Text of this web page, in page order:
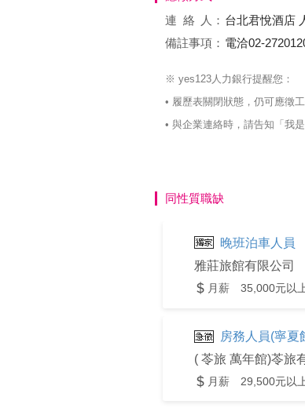
連絡
人： 台北君悅酒店
備註事項： 電洽02-
※ yes123人力銀行提醒您：
• 履歷表關閉狀態，仍可應徵工
• 與企業連絡時，請告知「我
同性質職缺
晚班泊車人員
雅莊旅館有限公司
月薪 35,000元以
房務人員(寧夏
( 苓旅 萬年館)苓旅
月薪 29,500元以